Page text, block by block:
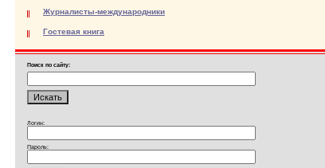
Журналисты-международники
Гостевая книга
Поиск по сайту:
Логин:
Пароль: